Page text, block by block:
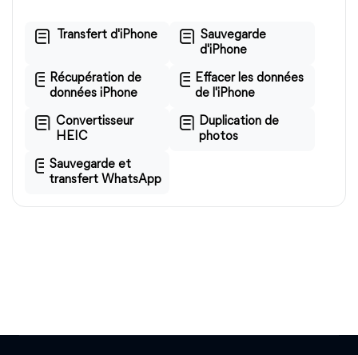
Transfert d'iPhone
Sauvegarde
d'iPhone
Récupération de
données iPhone
Effacer les données
de l'iPhone
Convertisseur
HEIC
Duplication de
photos
Sauvegarde et
transfert WhatsApp